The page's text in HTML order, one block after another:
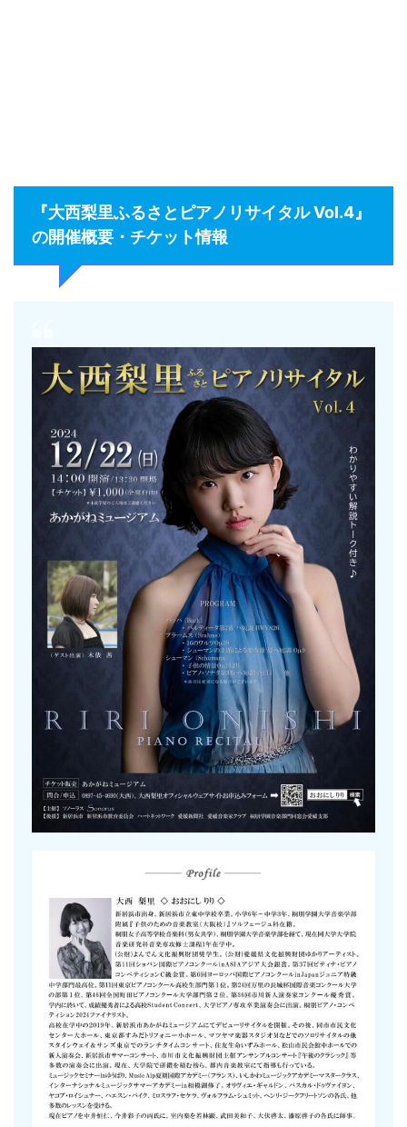
『大西梨里ふるさとピアノリサイタル Vol.4』
の開催概要・チケット情報